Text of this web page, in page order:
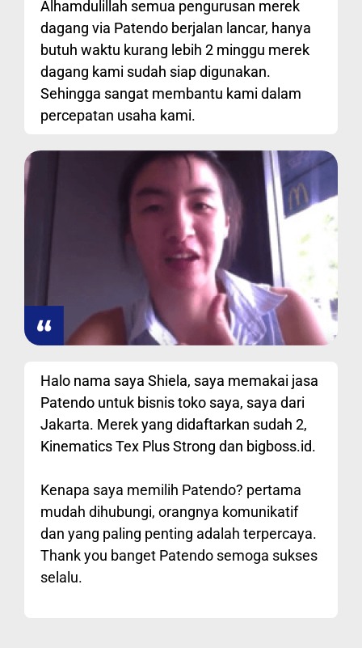
Alhamdulillah semua pengurusan merek
dagang via Patendo berjalan lancar, hanya
butuh waktu kurang lebih 2 minggu merek
dagang kami sudah siap digunakan.
Sehingga sangat membantu kami dalam
percepatan usaha kami.
Halo nama saya Shiela, saya memakai jasa
Patendo untuk bisnis toko saya, saya dari
Jakarta. Merek yang didaftarkan sudah 2,
Kinematics Tex Plus Strong dan bigboss.id.
Kenapa saya memilih Patendo? pertama
mudah dihubungi, orangnya komunikatif
dan yang paling penting adalah terpercaya.
Thank you banget Patendo semoga sukses
selalu.